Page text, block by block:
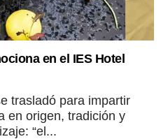
en el IES Hotel
trasladó para impartir
en origen, tradición y
“el...